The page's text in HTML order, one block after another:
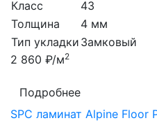
Класс
43
Толщина
4 мм
Тип укладки Замковый
2 860 ₽/м2
Подробнее
SPC ламинат Alpine Floor